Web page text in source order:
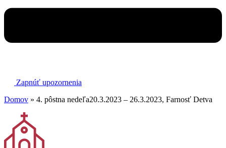
Zapnúť upozornenia
Domov » 4. pôstna nedeľa20.3.2023 – 26.3.2023, Farnosť Detva